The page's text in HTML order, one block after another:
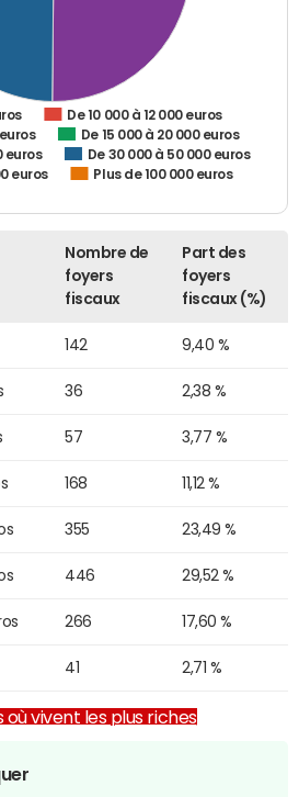
De 10 000 à 12 000 euros
euros
De 15 000 à 20 000 euros
euros
De 30 000 à 50 000 euros
euros
Plus de 100 000 euros
Nombre de
foyers
fiscaux
Part des
foyers
fiscaux (%)
142 9,40 %
36 2,38 %
57 3,77 %
168 11,12 %
355 23,49 %
446 29,52 %
266 17,60 %
41 2,71 %
où vivent les plus riches